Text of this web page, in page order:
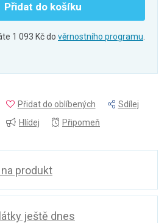
Přidat do košíku
1 093 Kč do věrnostního programu
Přidat do oblíbených
Sdílej
Hlídej Připomeň
produkt
ještě dnes